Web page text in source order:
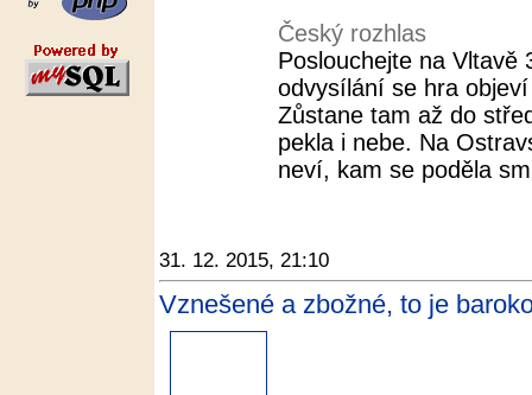
Český rozhlas
Poslouchejte na Vltavě
odvysílání se hra
Zůstane tam až do
pekla i nebe. Na
neví, kam se poděla
31. 12. 2015, 21:10
Vznešené a zbožné, to je